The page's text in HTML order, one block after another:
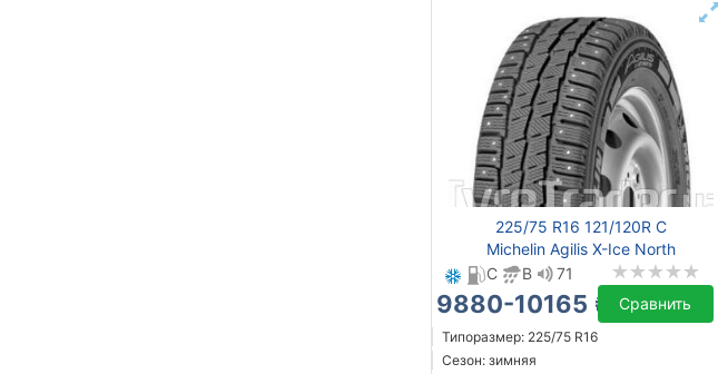
225/75 R16 121/120R C
Michelin Agilis X-Ice North
C
B 71
9880-10165 ₴ Сравнить
Типоразмер: 225/75 R16
Сезон: зимняя